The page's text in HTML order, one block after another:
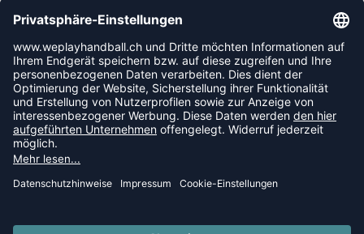
Kreditkarte
Rechnungskauf
NEWSLETTER
FOLLOW US